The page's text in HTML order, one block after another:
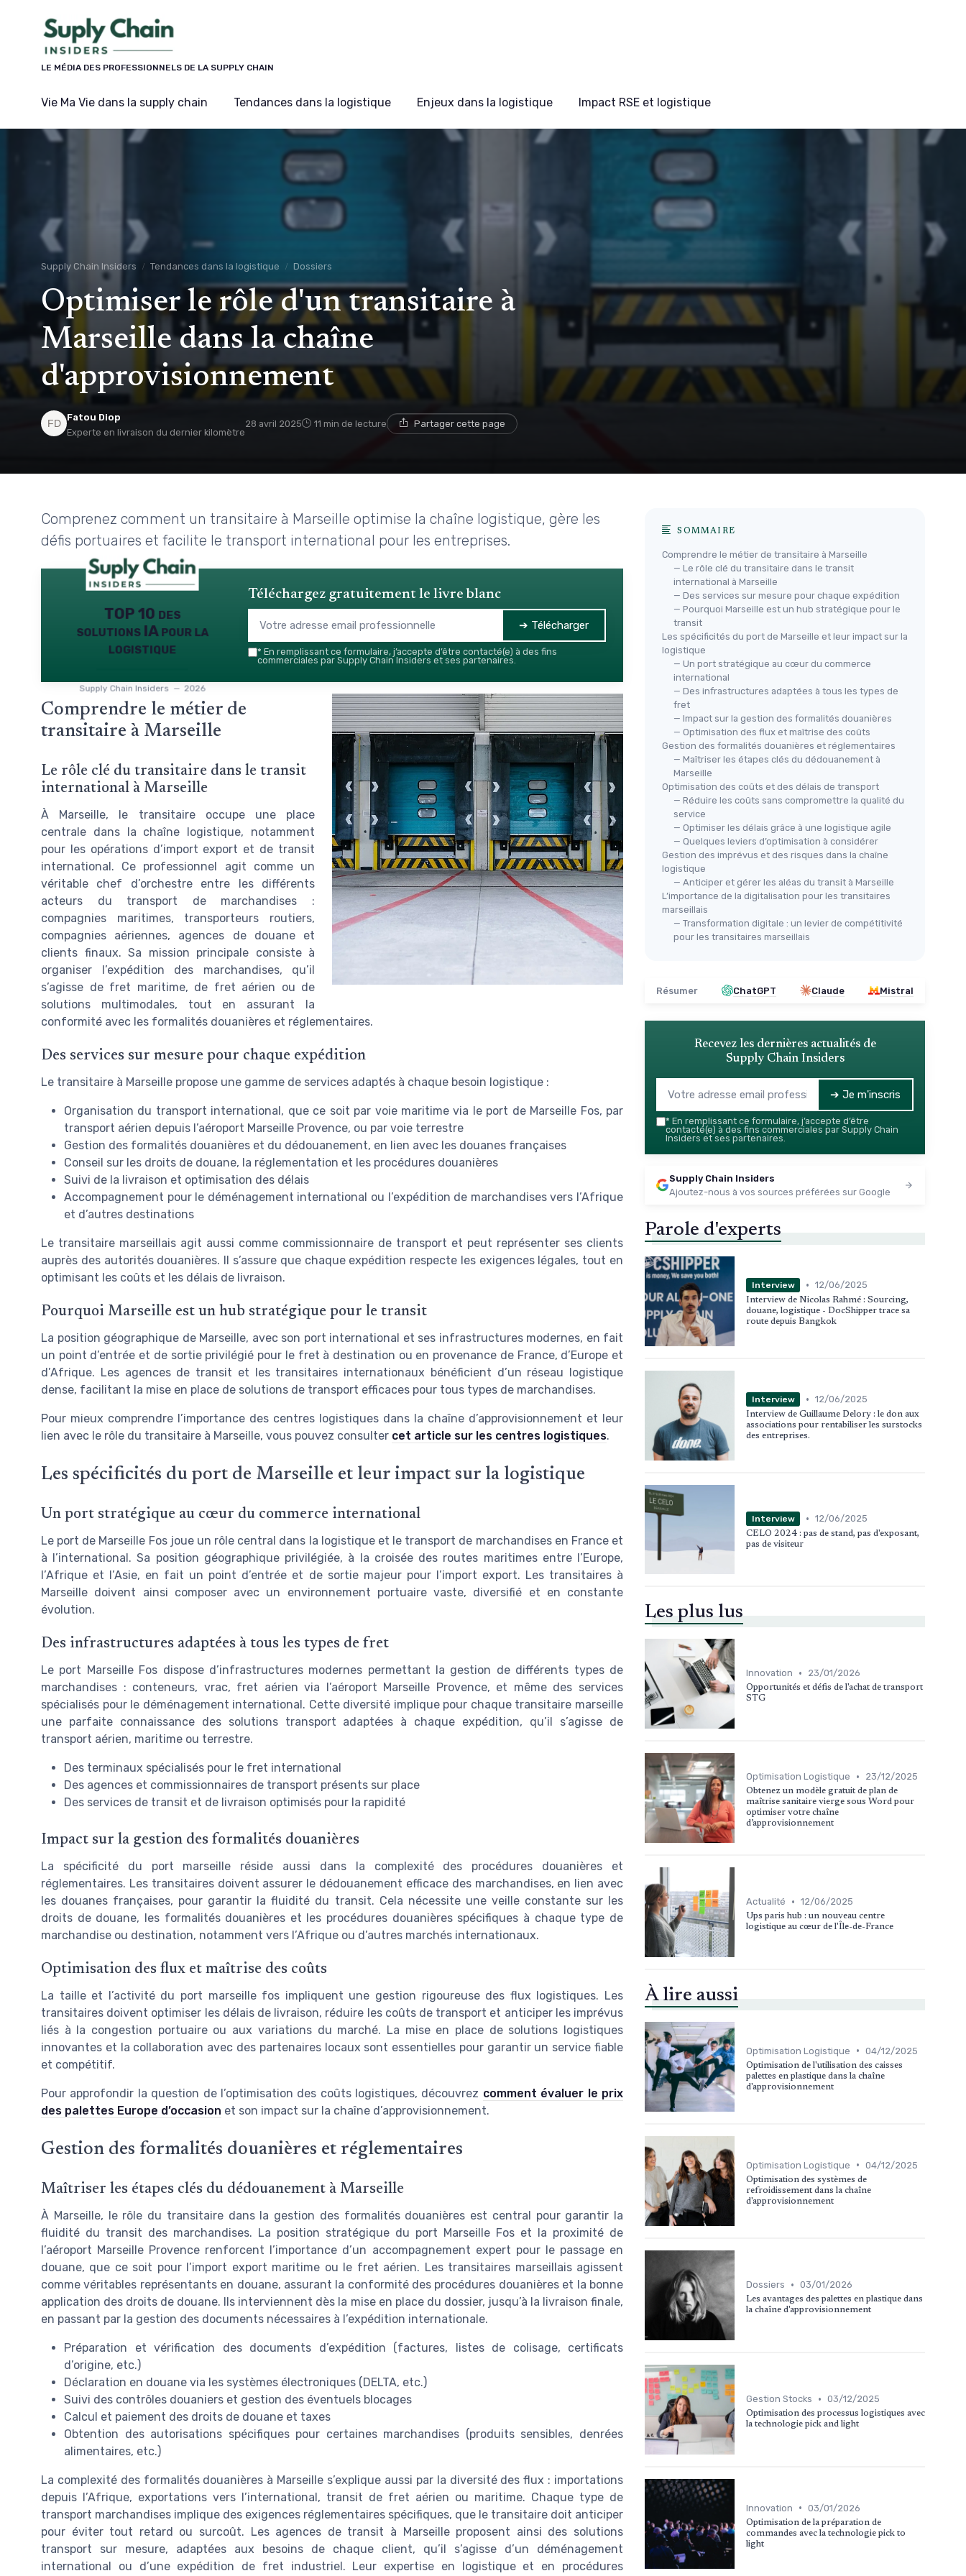
LE MÉDIA DES PROFESSIONNELS DE LA SUPPLY CHAIN
Vie Ma Vie dans la supply chain Tendances dans la logistique Enjeux dans la logistique Impact RSE et logistique
Supply Chain Insiders Tendances dans la logistique Dossiers
Optimiser le rôle d'un transitaire à
Marseille dans la chaîne
d'approvisionnement
Fatou Diop
Experte en livraison du dernier kilomètre
28 avril 2025 11 min de lecture Partager cette page
Comprenez comment un transitaire à Marseille optimise la chaîne logistique, gère les
défis portuaires et facilite le transport international pour les entreprises.
TOP 10 des
solutions IA pour la
logistique
Supply Chain Insiders — 2026
Téléchargez gratuitement le livre blanc
➔ Télécharger
* En remplissant ce formulaire, j’accepte d’être contacté(e) à des fins
commerciales par Supply Chain Insiders et ses partenaires.
Comprendre le métier de
transitaire à Marseille
Le rôle clé du transitaire dans le transit
international à Marseille
À Marseille, le transitaire occupe une place
centrale dans la chaîne logistique, notamment
pour les opérations d’import export et de transit
international. Ce professionnel agit comme un
véritable chef d’orchestre entre les différents
acteurs du transport de marchandises :
compagnies maritimes, transporteurs routiers,
compagnies aériennes, agences de douane et
clients finaux. Sa mission principale consiste à
organiser l’expédition des marchandises, qu’il
s’agisse de fret maritime, de fret aérien ou de
solutions multimodales, tout en assurant la
conformité avec les formalités douanières et réglementaires.
Des services sur mesure pour chaque expédition
Le transitaire à Marseille propose une gamme de services adaptés à chaque besoin logistique :
Organisation du transport international, que ce soit par voie maritime via le port de Marseille Fos, par
transport aérien depuis l’aéroport Marseille Provence, ou par voie terrestre
Gestion des formalités douanières et du dédouanement, en lien avec les douanes françaises
Conseil sur les droits de douane, la réglementation et les procédures douanières
Suivi de la livraison et optimisation des délais
Accompagnement pour le déménagement international ou l’expédition de marchandises vers l’Afrique
et d’autres destinations
Le transitaire marseillais agit aussi comme commissionnaire de transport et peut représenter ses clients
auprès des autorités douanières. Il s’assure que chaque expédition respecte les exigences légales, tout en
optimisant les coûts et les délais de livraison.
Pourquoi Marseille est un hub stratégique pour le transit
La position géographique de Marseille, avec son port international et ses infrastructures modernes, en fait
un point d’entrée et de sortie privilégié pour le fret à destination ou en provenance de France, d’Europe et
d’Afrique. Les agences de transit et les transitaires internationaux bénéficient d’un réseau logistique
dense, facilitant la mise en place de solutions de transport efficaces pour tous types de marchandises.
Pour mieux comprendre l’importance des centres logistiques dans la chaîne d’approvisionnement et leur
lien avec le rôle du transitaire à Marseille, vous pouvez consulter cet article sur les centres logistiques.
Les spécificités du port de Marseille et leur impact sur la logistique
Un port stratégique au cœur du commerce international
Le port de Marseille Fos joue un rôle central dans la logistique et le transport de marchandises en France et
à l’international. Sa position géographique privilégiée, à la croisée des routes maritimes entre l’Europe,
l’Afrique et l’Asie, en fait un point d’entrée et de sortie majeur pour l’import export. Les transitaires à
Marseille doivent ainsi composer avec un environnement portuaire vaste, diversifié et en constante
évolution.
Des infrastructures adaptées à tous les types de fret
Le port Marseille Fos dispose d’infrastructures modernes permettant la gestion de différents types de
marchandises : conteneurs, vrac, fret aérien via l’aéroport Marseille Provence, et même des services
spécialisés pour le déménagement international. Cette diversité implique pour chaque transitaire marseille
une parfaite connaissance des solutions transport adaptées à chaque expédition, qu’il s’agisse de
transport aérien, maritime ou terrestre.
Des terminaux spécialisés pour le fret international
Des agences et commissionnaires de transport présents sur place
Des services de transit et de livraison optimisés pour la rapidité
Impact sur la gestion des formalités douanières
La spécificité du port marseille réside aussi dans la complexité des procédures douanières et
réglementaires. Les transitaires doivent assurer le dédouanement efficace des marchandises, en lien avec
les douanes françaises, pour garantir la fluidité du transit. Cela nécessite une veille constante sur les
droits de douane, les formalités douanières et les procédures douanières spécifiques à chaque type de
marchandise ou destination, notamment vers l’Afrique ou d’autres marchés internationaux.
Optimisation des flux et maîtrise des coûts
La taille et l’activité du port marseille fos impliquent une gestion rigoureuse des flux logistiques. Les
transitaires doivent optimiser les délais de livraison, réduire les coûts de transport et anticiper les imprévus
liés à la congestion portuaire ou aux variations du marché. La mise en place de solutions logistiques
innovantes et la collaboration avec des partenaires locaux sont essentielles pour garantir un service fiable
et compétitif.
Pour approfondir la question de l’optimisation des coûts logistiques, découvrez comment évaluer le prix
des palettes Europe d’occasion et son impact sur la chaîne d’approvisionnement.
Gestion des formalités douanières et réglementaires
Maîtriser les étapes clés du dédouanement à Marseille
À Marseille, le rôle du transitaire dans la gestion des formalités douanières est central pour garantir la
fluidité du transit des marchandises. La position stratégique du port Marseille Fos et la proximité de
l’aéroport Marseille Provence renforcent l’importance d’un accompagnement expert pour le passage en
douane, que ce soit pour l’import export maritime ou le fret aérien. Les transitaires marseillais agissent
comme véritables représentants en douane, assurant la conformité des procédures douanières et la bonne
application des droits de douane. Ils interviennent dès la mise en place du dossier, jusqu’à la livraison finale,
en passant par la gestion des documents nécessaires à l’expédition internationale.
Préparation et vérification des documents d’expédition (factures, listes de colisage, certificats
d’origine, etc.)
Déclaration en douane via les systèmes électroniques (DELTA, etc.)
Suivi des contrôles douaniers et gestion des éventuels blocages
Calcul et paiement des droits de douane et taxes
Obtention des autorisations spécifiques pour certaines marchandises (produits sensibles, denrées
alimentaires, etc.)
La complexité des formalités douanières à Marseille s’explique aussi par la diversité des flux : importations
depuis l’Afrique, exportations vers l’international, transit de fret aérien ou maritime. Chaque type de
transport marchandises implique des exigences réglementaires spécifiques, que le transitaire doit anticiper
pour éviter tout retard ou surcoût. Les agences de transit à Marseille proposent ainsi des solutions
transport sur mesure, adaptées aux besoins de chaque client, qu’il s’agisse d’un déménagement
international ou d’une expédition de fret industriel. Leur expertise en logistique et en procédures
SOMMAIRE
Comprendre le métier de transitaire à Marseille
— Le rôle clé du transitaire dans le transit
international à Marseille
— Des services sur mesure pour chaque expédition
— Pourquoi Marseille est un hub stratégique pour le
transit
Les spécificités du port de Marseille et leur impact sur la
logistique
— Un port stratégique au cœur du commerce
international
— Des infrastructures adaptées à tous les types de
fret
— Impact sur la gestion des formalités douanières
— Optimisation des flux et maîtrise des coûts
Gestion des formalités douanières et réglementaires
— Maîtriser les étapes clés du dédouanement à
Marseille
Optimisation des coûts et des délais de transport
— Réduire les coûts sans compromettre la qualité du
service
— Optimiser les délais grâce à une logistique agile
— Quelques leviers d’optimisation à considérer
Gestion des imprévus et des risques dans la chaîne
logistique
— Anticiper et gérer les aléas du transit à Marseille
L’importance de la digitalisation pour les transitaires
marseillais
— Transformation digitale : un levier de compétitivité
pour les transitaires marseillais
Résumer ChatGPT Claude Mistral
Recevez les dernières actualités de
Supply Chain Insiders
➔ Je m'inscris
* En remplissant ce formulaire, j’accepte d’être
contacté(e) à des fins commerciales par Supply Chain
Insiders et ses partenaires.
Supply Chain Insiders
Ajoutez-nous à vos sources préférées sur Google
Parole d'experts
Interview • 12/06/2025
Interview de Nicolas Rahmé : Sourcing,
douane, logistique - DocShipper trace sa
route depuis Bangkok
Interview • 12/06/2025
Interview de Guillaume Delory : le don aux
associations pour rentabiliser les surstocks
des entreprises.
Interview • 12/06/2025
CELO 2024 : pas de stand, pas d'exposant,
pas de visiteur
Les plus lus
Innovation • 23/01/2026
Opportunités et défis de l'achat de transport
STG
Optimisation Logistique • 23/12/2025
Obtenez un modèle gratuit de plan de
maîtrise sanitaire vierge sous Word pour
optimiser votre chaîne
d’approvisionnement
Actualité • 12/06/2025
Ups paris hub : un nouveau centre
logistique au cœur de l'Île-de-France
À lire aussi
Optimisation Logistique • 04/12/2025
Optimisation de l'utilisation des caisses
palettes en plastique dans la chaîne
d'approvisionnement
Optimisation Logistique • 04/12/2025
Optimisation des systèmes de
refroidissement dans la chaîne
d'approvisionnement
Dossiers • 03/01/2026
Les avantages des palettes en plastique dans
la chaîne d'approvisionnement
Gestion Stocks • 03/12/2025
Optimisation des processus logistiques avec
la technologie pick and light
Innovation • 03/01/2026
Optimisation de la préparation de
commandes avec la technologie pick to
light